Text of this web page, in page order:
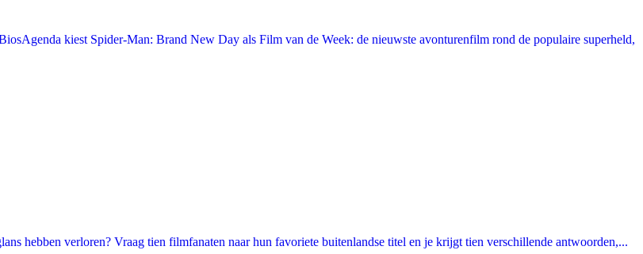
kiest Spider-Man: Brand New Day als Film van de Week: de nieuwste avonturenfilm rond de populaire superheld,
hebben verloren? Vraag tien filmfanaten naar hun favoriete buitenlandse titel en je krijgt tien verschillende antwoorden,...